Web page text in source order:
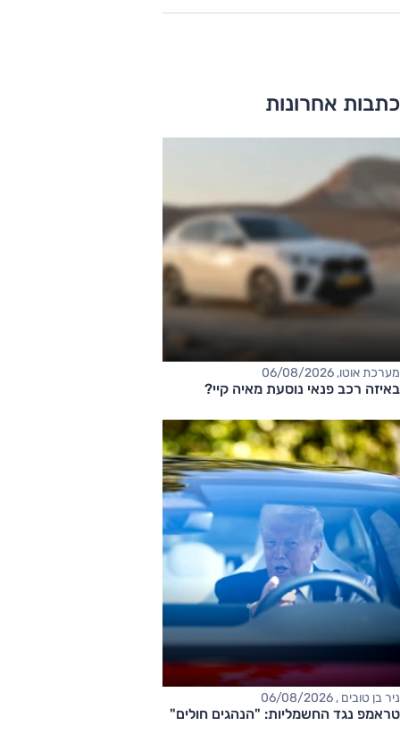
כתבות אחרונות
מערכת אוטו, 06/08/2026
באיזה רכב פנאי נוסעת מאיה קיי?
ניר בן טובים , 06/08/2026
טראמפ נגד החשמליות: "הנהגים חולים"